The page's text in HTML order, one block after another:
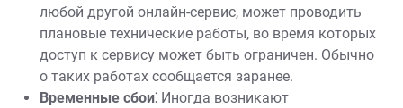
любой другой онлайн-сервис, может проводить
плановые технические работы, во время которых
доступ к сервису может быть ограничен. Обычно
о таких работах сообщается заранее.
Временные сбои⁚ Иногда возникают